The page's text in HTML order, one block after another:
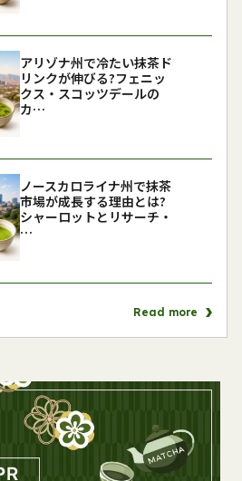
アリゾナ州で冷たい抹茶ド
リンクが伸びる?フェニッ
クス・スコッツデールの
カ…
ノースカロライナ州で抹茶
市場が成長する理由とは?
シャーロットとリサーチ・
…
Read more